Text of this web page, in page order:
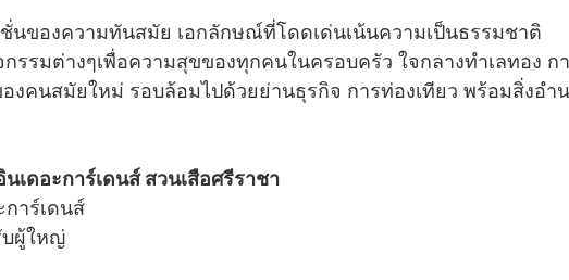
นของความทันสมัย เอกลักษณ์ที่โดดเด่นเน้นความเป็นธรรมชาติ
รรมต่างๆเพื่อความสุขของทุกคนในครอบครัว ใจกลางทำเลทอง ก
งคนสมัยใหม่ รอบล้อมไปด้วยย่านธุรกิจ การท่องเทียว พร้อมสิ่งอ
เดอะการ์เดนส์ สวนเสือศรีราชา
าร์เดนส์
บผู้ใหญ่